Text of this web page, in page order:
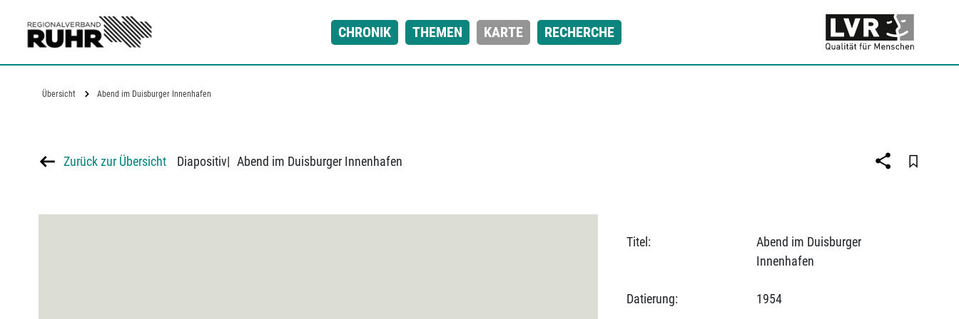
CHRONIK THEMEN KARTE RECHERCHE
Übersicht Abend im Duisburger Innenhafen
Zurück zur Übersicht Diapositiv| Abend im Duisburger Innenhafen
Titel:
Abend im Duisburger
Innenhafen
Datierung: 1954